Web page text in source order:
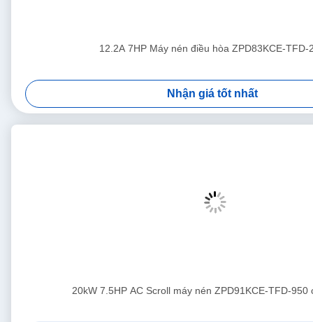
12.2A 7HP Máy nén điều hòa ZPD83KCE-TFD-
Nhận giá tốt nhất
20kW 7.5HP AC Scroll máy nén ZPD91KCE-TFD-950